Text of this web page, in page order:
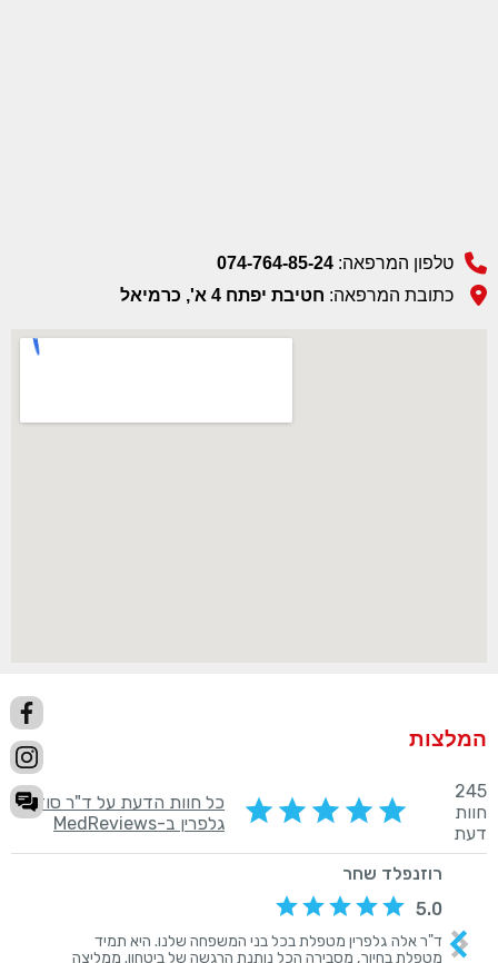
טלפון המרפאה: 074-764-85-24
כתובת המרפאה: חטיבת יפתח 4 א', כרמיאל
המלצות